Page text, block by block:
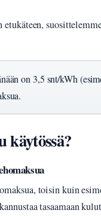
etukäteen,
on 3,5 snt/kWh
käytössä?
toisin kuin
tasaamaan